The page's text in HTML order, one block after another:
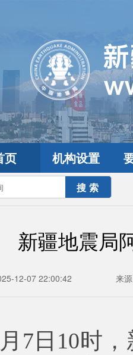
页 机构设置
态
新疆地震局
12-07 22:00:42 来
7日10时